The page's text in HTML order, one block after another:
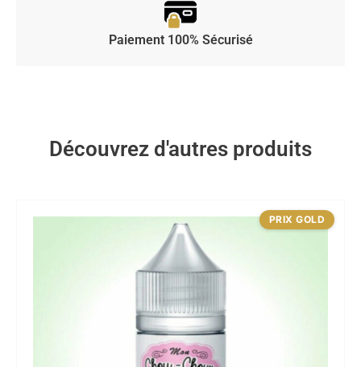
Paiement 100% Sécurisé
Découvrez d'autres produits
PRIX GOLD